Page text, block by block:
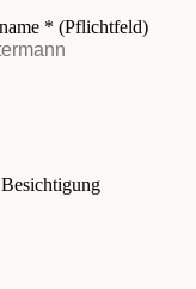
* (Pflichtfeld)
Besichtigung